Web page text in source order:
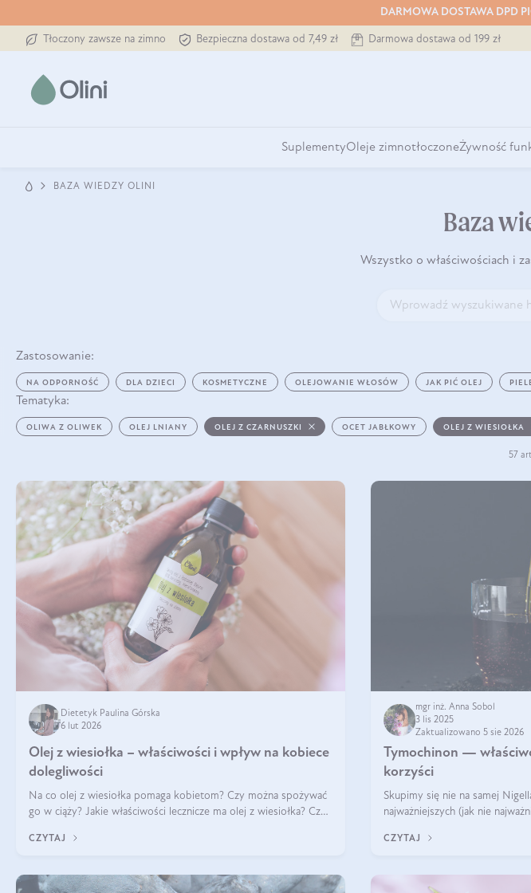
DARMOWA DOSTAWA DPD
Tłoczony zawsze na zimno Bezpieczna dostawa od 7,49 zł Darmowa dostawa od 199 zł
SuplementyOleje zimnotłoczoneŻywność
BAZA WIEDZY OLINI
Baza
Wszystko o właściwościach i
Zastosowanie:
NA ODPORNOŚĆ DLA DZIECI KOSMETYCZNE OLEJOWANIE WŁOSÓW JAK PIĆ OLEJ
Tematyka:
OLIWA Z OLIWEK OLEJ LNIANY OLEJ Z CZARNUSZKI OCET JABŁKOWY OLEJ Z WIESIOŁKA
57
Dietetyk Paulina Górska
6 lut 2026
Olej z wiesiołka – właściwości i wpływ na kobiece
dolegliwości
Na co olej z wiesiołka pomaga kobietom? Czy można spożywać
go w ciąży? Jakie właściwości lecznicze ma olej z wiesiołka? Czy
efekty? Jaka jes
CZYTAJ
mgr inż. Anna Sobol
3 lis 2025
Zaktualizowano 5 sie 2026
Tymochinon —
korzyści
Skupimy się nie na samej
najważniejszych (jak nie
CZYTAJ